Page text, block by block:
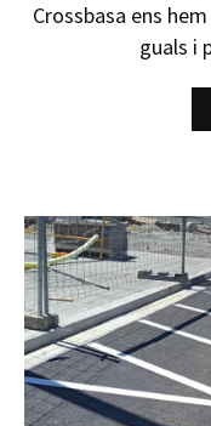
Crossbasa ens
guals i